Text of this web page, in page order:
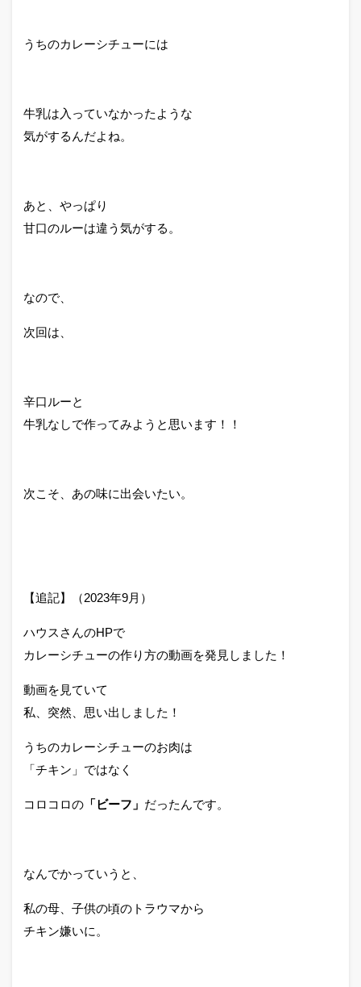
うちのカレーシチューには
牛乳は入っていなかったような
気がするんだよね。
あと、やっぱり
甘口のルーは違う気がする。
なので、
次回は、
辛口ルーと
牛乳なしで作ってみようと思います！！
次こそ、あの味に出会いたい。
【追記】（2023年9月）
ハウスさんのHPで
カレーシチューの作り方の動画を発見しました！
動画を見ていて
私、突然、思い出しました！
うちのカレーシチューのお肉は
「チキン」ではなく
コロコロの 「ビーフ」 だったんです。
なんでかっていうと、
私の母、子供の頃のトラウマから
チキン嫌いに。